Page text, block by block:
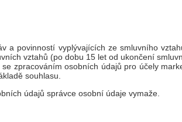
a povinností vyplývajících ze smluvního
vztahů (po dobu 15 let od ukončení
zpracováním osobních údajů pro účely
souhlasu.
údajů správce osobní údaje vymaže.